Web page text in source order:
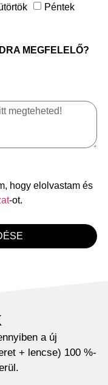
Péntek
MEGFELELŐ?
hogy elolvastam és
-ot.
a új
+ lencse) 100 %-